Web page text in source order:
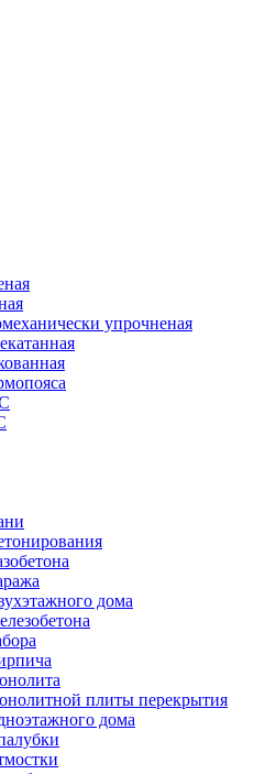
упрочненая
дома
плиты перекрытия
дома